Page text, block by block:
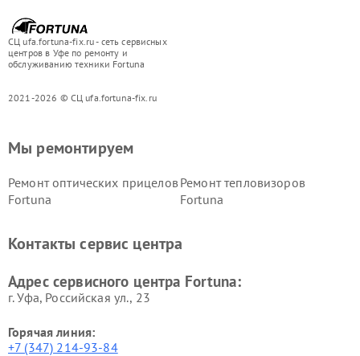
СЦ ufa.fortuna-fix.ru - сеть сервисных
центров в Уфе по ремонту и
обслуживанию техники Fortuna
2021-2026 © СЦ ufa.fortuna-fix.ru
Мы ремонтируем
Ремонт оптических прицелов
Fortuna
Ремонт тепловизоров
Fortuna
Контакты сервис центра
Адрес сервисного центра Fortuna:
г. Уфа, Российская ул., 23
Горячая линия:
+7 (347) 214-93-84